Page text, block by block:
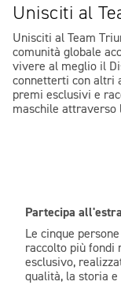
Unisciti al
Unisciti al Team
comunità globale
vivere al meglio il
connetterti con altri
premi esclusivi e
maschile attraverso
Partecipa
Le cinque
raccolto più fondi
esclusivo,
qualità, la storia